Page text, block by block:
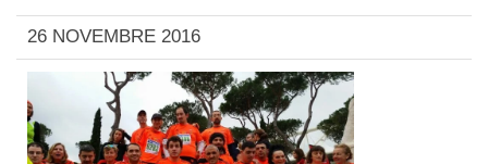
26 NOVEMBRE 2016